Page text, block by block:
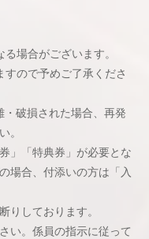
場合がございます。
ので予めご了承くださ
・破損された場合、再発
。
」「特典券」が必要とな
場合、付添いの方は「入
りしております。
い。係員の指示に従って